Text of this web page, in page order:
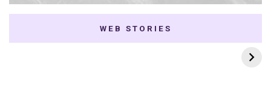
WEB STORIES
7 K-dramas Enemies
to Lovers
Thai Dramas com
First e Khaotung